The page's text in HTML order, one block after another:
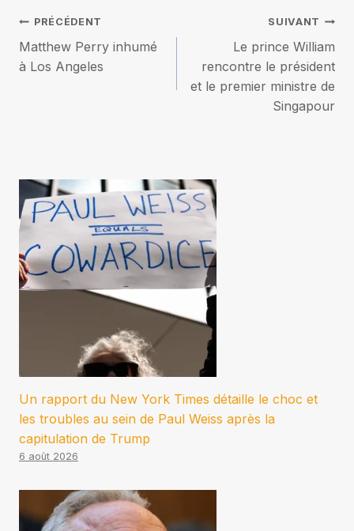
Navigation
de
PRÉCÉDENT
Matthew Perry inhumé
à Los Angeles
SUIVANT
Le prince William
rencontre le président
et le premier ministre de
Singapour
Un rapport du New York Times détaille le choc et
les troubles au sein de Paul Weiss après la
capitulation de Trump
6 août 2026